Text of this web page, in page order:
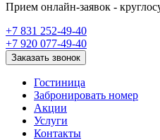
Прием онлайн-заявок -
+7 831 252-49-40
+7 920 077-49-40
Заказать звонок
Гостиница
Забронировать номер
Акции
Услуги
Контакты